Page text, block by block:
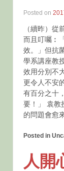
Posted on
（續昨）從
而且叮囑︰
效。」但抗
學系講座教
效用分別不
更令人不安
有百分之十
要！」 袁教
的問題會愈
Posted in
人開